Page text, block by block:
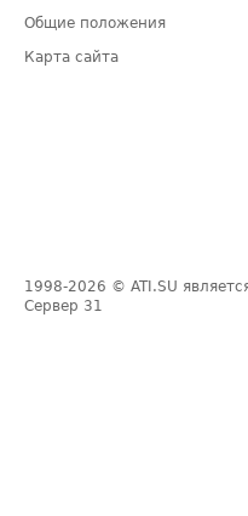
Общие положения
Карта сайта
1998-2026 © ATI.SU
Сервер 31